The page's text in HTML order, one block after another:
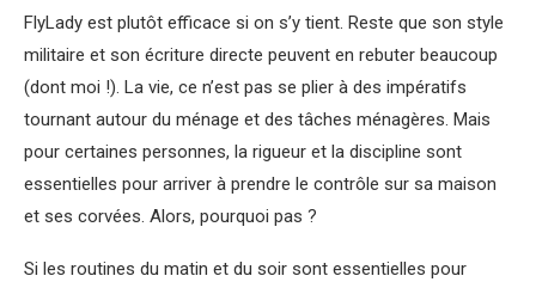
FlyLady est plutôt efficace si on s’y tient. Reste que son style
militaire et son écriture directe peuvent en rebuter beaucoup
(dont moi !). La vie, ce n’est pas se plier à des impératifs
tournant autour du ménage et des tâches ménagères. Mais
pour certaines personnes, la rigueur et la discipline sont
essentielles pour arriver à prendre le contrôle sur sa maison
et ses corvées. Alors, pourquoi pas ?
Si les routines du matin et du soir sont essentielles pour